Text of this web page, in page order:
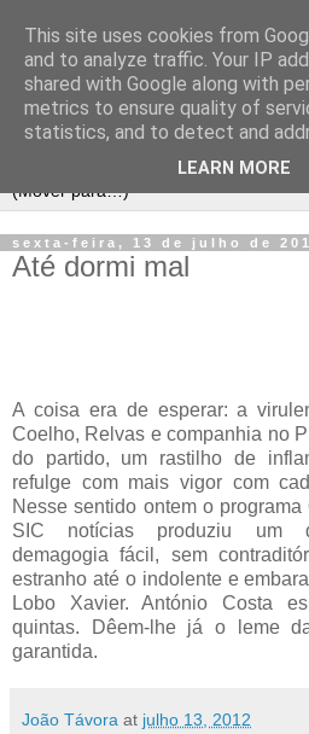
sexta-feira, 13 de julho de
Até dormi mal
A coisa era de esperar: a
Coelho, Relvas e companhia no
do partido, um rastilho de
refulge com mais vigor com
Nesse sentido ontem o
SIC notícias produziu um
demagogia fácil, sem
estranho até o indolente e
Lobo Xavier. António Costa
quintas. Dêem-lhe já o leme
garantida.
João Távora at julho 13, 2012
This site uses cookies from
and to analyze traffic. Your IP
shared with Google along with
metrics to ensure quality of
statistics, and to detect and
LEARN MORE